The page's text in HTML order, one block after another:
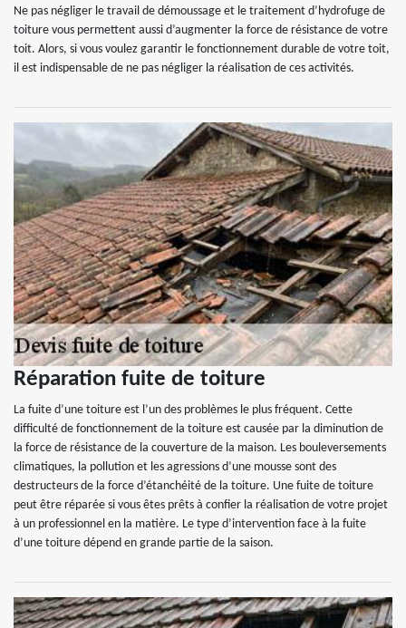
Ne pas négliger le travail de démoussage et le traitement d’hydrofuge de
toiture vous permettent aussi d’augmenter la force de résistance de votre
toit. Alors, si vous voulez garantir le fonctionnement durable de votre toit,
il est indispensable de ne pas négliger la réalisation de ces activités.
Réparation fuite de toiture
La fuite d’une toiture est l’un des problèmes le plus fréquent. Cette
difficulté de fonctionnement de la toiture est causée par la diminution de
la force de résistance de la couverture de la maison. Les bouleversements
climatiques, la pollution et les agressions d’une mousse sont des
destructeurs de la force d’étanchéité de la toiture. Une fuite de toiture
peut être réparée si vous êtes prêts à confier la réalisation de votre projet
à un professionnel en la matière. Le type d’intervention face à la fuite
d’une toiture dépend en grande partie de la saison.